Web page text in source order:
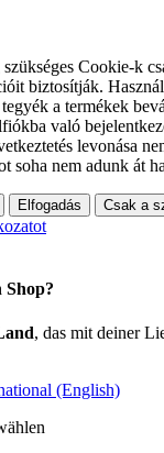
Cookie-k
biztosítják.
a termékek
való
levonása
soha nem adunk át
Elfogadás Csak a
, das mit deiner
(English)